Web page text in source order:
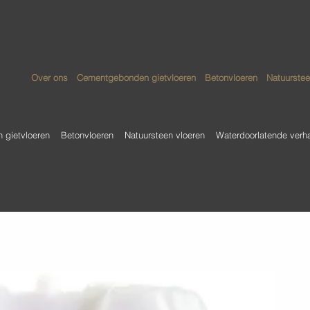
gietvloeren Betonvloeren Natuursteen vloeren Waterdoorlatende
Over ons Cementgebonden gietvloeren Betonvloeren